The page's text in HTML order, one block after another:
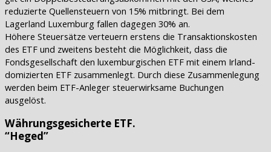
reduzierte Quellensteuern von 15% mitbringt. Bei dem
Lagerland Luxemburg fallen dagegen 30% an.
Höhere Steuersätze verteuern erstens die Transaktionskosten
des ETF und zweitens besteht die Möglichkeit, dass die
Fondsgesellschaft den luxemburgischen ETF mit einem Irland-
domizierten ETF zusammenlegt. Durch diese Zusammenlegung
werden beim ETF-Anleger steuerwirksame Buchungen
ausgelöst.
Währungsgesicherte ETF.
“Heged”